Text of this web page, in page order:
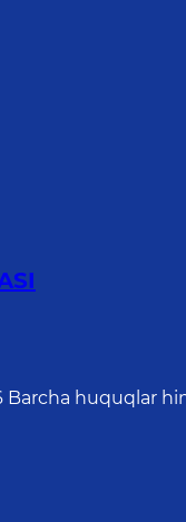
Barcha huquqlar